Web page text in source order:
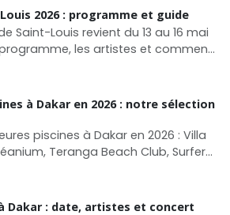
2026 : programme et guide
Saint-Louis revient du 13 au 16 mai
programme, les artistes et comment
à Dakar en 2026 : notre sélection
piscines à Dakar en 2026 : Villa
Teranga Beach Club, Surfer
Almadies et autres adresses
à Dakar : date, artistes et concert